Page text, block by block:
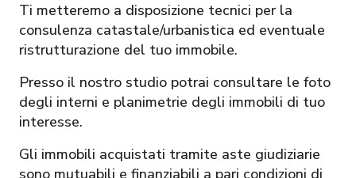
Ti metteremo a disposizione tecnici per la
consulenza catastale/urbanistica ed eventuale
ristrutturazione del tuo immobile.
Presso il nostro studio potrai consultare le foto
degli interni e planimetrie degli immobili di tuo
interesse.
Gli immobili acquistati tramite aste giudiziarie
sono mutuabili e finanziabili a pari condizioni di